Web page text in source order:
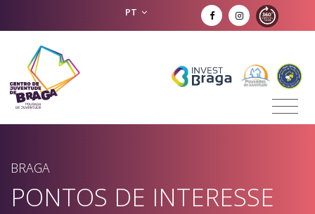
PT
BRAGA
PONTOS DE INTERESSE